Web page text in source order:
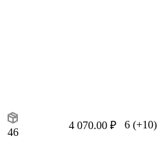
46
4 070.00 ₽ 6 (+10)